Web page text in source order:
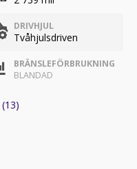
DRIVHJUL
Tvåhjulsdriven
BRÄNSLEFÖRBRUKNING
BLANDAD
(13)